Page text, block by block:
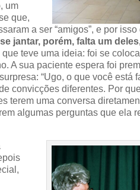
um
que,
a ser “amigos”, e por
jantar, porém, falta um
teve uma ideia: foi se
A sua paciente espera foi
“Ugo, o que você está
convicções diferentes. Por
terem uma conversa
algumas perguntas que ela